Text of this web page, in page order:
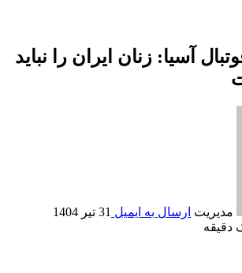
آسیا: زنان ایران را نباید
مدیریت ارسال به ایمیل 31 تیر 1404
دقیقه